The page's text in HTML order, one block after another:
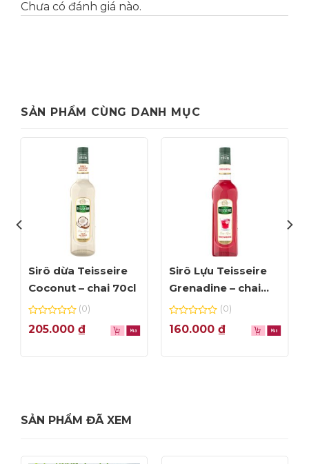
Chưa có đánh giá nào.
SẢN PHẨM CÙNG DANH MỤC
Sirô dừa Teisseire
Coconut – chai 70cl
0
out
5
(0)
205.000 ₫
Sirô Lựu Teisseire
Grenadine – chai
70cl
0
out
5
(0)
160.000 ₫
SẢN PHẨM ĐÃ XEM